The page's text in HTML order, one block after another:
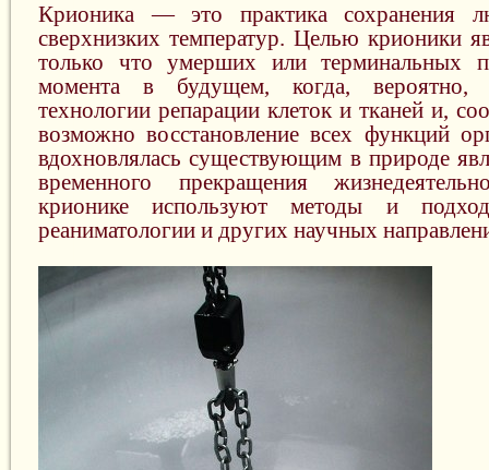
Крионика — это практика сохранения
сверхнизких температур. Целью крионики
только что умерших или терминальных
момента в будущем, когда, вероятно,
технологии репарации клеток и тканей и,
возможно восстановление всех функций
вдохновлялась существующим в природе
временного прекращения
крионике используют методы и
реаниматологии и других научных